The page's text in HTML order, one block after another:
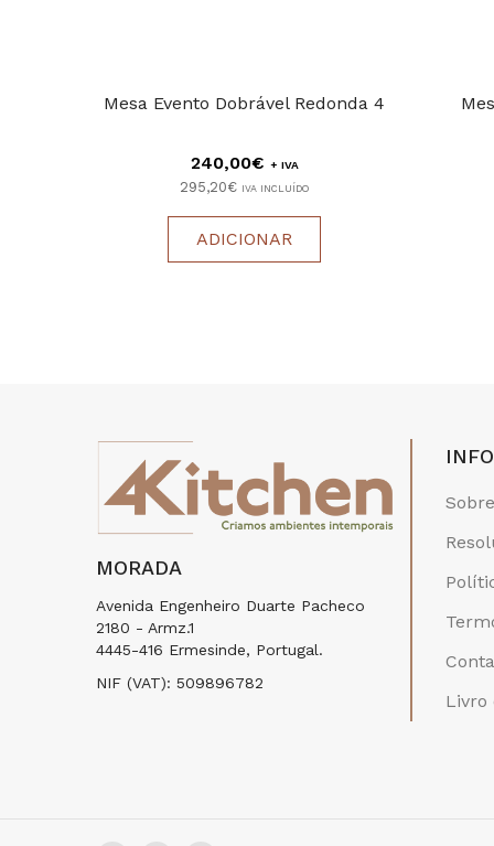
Mesa Evento Dobrável Redonda 4
240,00€ + IVA
295,20€ IVA INCLUÍDO
ADICIONAR
MORADA
Avenida Engenheiro Duarte Pacheco
2180 - Armz.1
4445-416 Ermesinde, Portugal.
NIF (VAT): 509896782
Livro